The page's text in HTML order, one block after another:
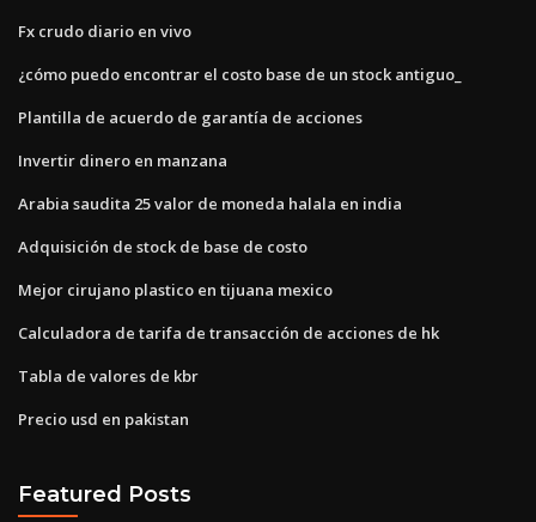
Fx crudo diario en vivo
¿cómo puedo encontrar el costo base de un stock antiguo_
Plantilla de acuerdo de garantía de acciones
Invertir dinero en manzana
Arabia saudita 25 valor de moneda halala en india
Adquisición de stock de base de costo
Mejor cirujano plastico en tijuana mexico
Calculadora de tarifa de transacción de acciones de hk
Tabla de valores de kbr
Precio usd en pakistan
Featured Posts